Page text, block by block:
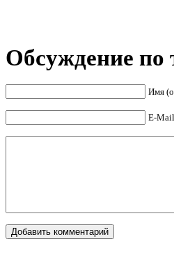
Обсуждение по
Имя
E-Mail